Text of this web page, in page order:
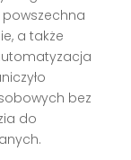
a także
bez
do